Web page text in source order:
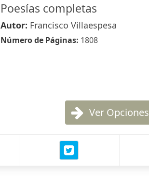
Poesías completas
Autor: Francisco Villaespesa
Número de Páginas: 1808
Ver Opciones